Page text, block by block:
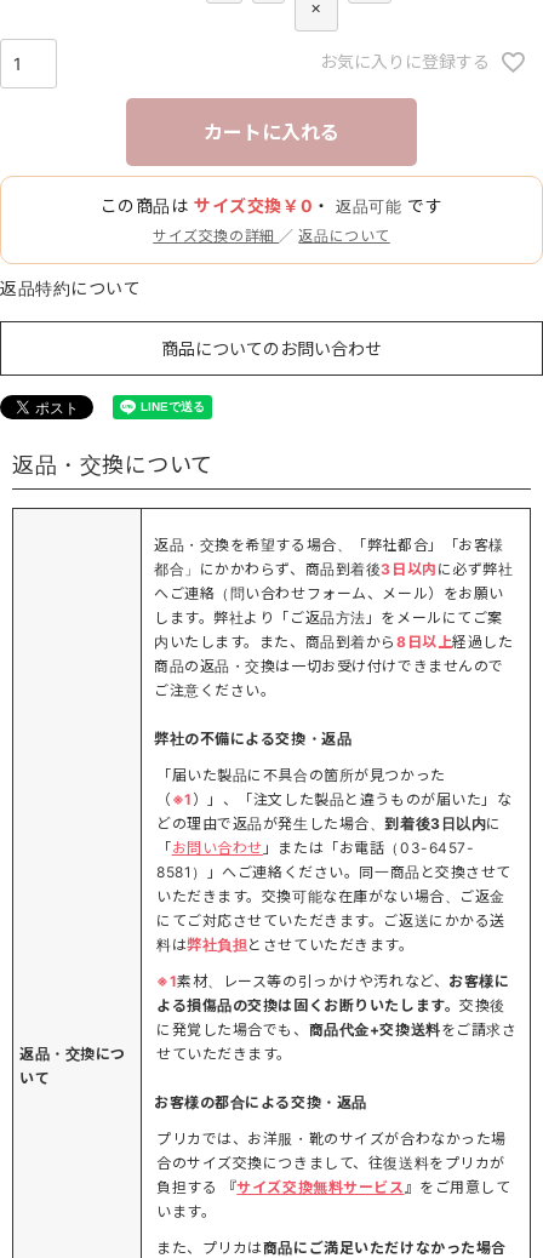
×
お気に入りに登録する
カートに入れる
この商品はサイズ交換￥0 ・返品可能 です
サイズ交換の詳細 ／返品について
返品特約について
商品についてのお問い合わせ
返品・交換について
返品・交換につ
いて
返品・交換を希望する場合、「弊社都合」「お客様
都合」にかかわらず、商品到着後3日以内 に必ず弊社
へご連絡（問い合わせフォーム、メール）をお願い
します。弊社より「ご返品方法」をメールにてご案
内いたします。また、商品到着から 8日以上経過した
商品の返品・交換は一切お受け付けできませんので
ご注意ください。
弊社の不備による交換・返品
「届いた製品に不具合の箇所が見つかった
（ ※1 ）」、「注文した製品と違うものが届いた」な
どの理由で返品が発生した場合、到着後3日以内に
「お問い合わせ 」または「お電話（03-6457-
8581）」へご連絡ください。同一商品と交換させて
いただきます。交換可能な在庫がない場合、ご返金
にてご対応させていただきます。ご返送にかかる送
料は弊社負担とさせていただきます。
※1素材、レース等の引っかけや汚れなど、 お客様に
よる損傷品の交換は固くお断りいたします。交換後
に発覚した場合でも、 商品代金+交換送料をご請求さ
せていただきます。
お客様の都合による交換・返品
プリカでは、お洋服・靴のサイズが合わなかった場
合のサイズ交換につきまして、往復送料をプリカが
負担する 『サイズ交換無料サービス』をご用意して
います。
また、プリカは商品にご満足いただけなかった場合